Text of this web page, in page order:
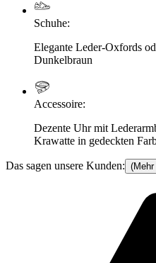
Schuhe:
Elegante Leder-Oxfords
Dunkelbraun
Accessoire:
Dezente Uhr mit
Krawatte in gedeckten
Das sagen unsere Kunden: